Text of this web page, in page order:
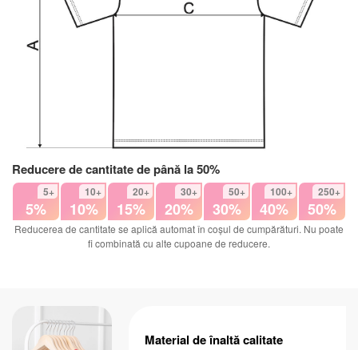
Reducere de cantitate de până la 50%
5+
5%
10+
10%
20+
15%
30+
20%
50+
30%
100+
40%
250+
50%
Reducerea de cantitate se aplică automat în coșul de cumpărături. Nu poate
fi combinată cu alte cupoane de reducere.
Material de înaltă calitate